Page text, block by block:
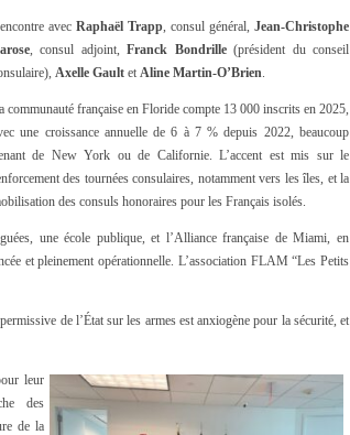
avec Raphaël Trapp, consul général, Jean-Christophe
, consul adjoint,Franck Bondrille(président du conseil
Axelle Gault et Aline Martin-O’Brien.
communauté française en Floride compte 13 000 inscrits en 2025,
une croissance annuelle de 6 à 7 % depuis 2022, beaucoup
de New York ou de Californie. L’accent est mis sur le
des tournées consulaires, notamment vers les îles, et la
des consuls honoraires pour les Français isolés.
une école publique, et l’Alliance française de Miami, en
et pleinement opérationnelle. L’association FLAM “Les Petits
de l’État sur les armes est anxiogène pour la sécurité, et
leur
des
de la